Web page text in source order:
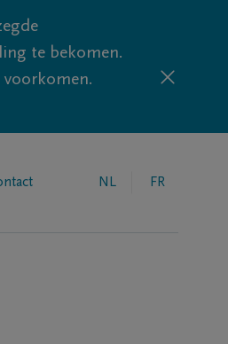
te bekomen.
NL FR